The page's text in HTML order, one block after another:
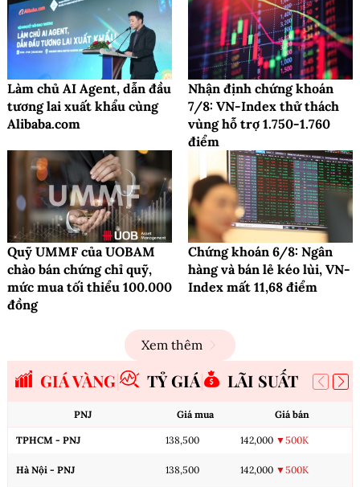
Làm chủ AI Agent, dẫn đầu
tương lai xuất khẩu cùng
Alibaba.com
Nhận định chứng khoán
7/8: VN-Index thử thách
vùng hỗ trợ 1.750-1.760
điểm
Quỹ UMMF của UOBAM
chào bán chứng chỉ quỹ,
mức mua tối thiểu 100.000
đồng
Chứng khoán 6/8: Ngân
hàng và bán lẻ kéo lùi, VN-
Index mất 11,68 điểm
Xem thêm
GIÁ VÀNG TỶ GIÁ LÃI SUẤT
PNJ Giá mua Giá bán
TPHCM - PNJ 138,500 142,000 ▼500K
Hà Nội - PNJ 138,500 142,000 ▼500K